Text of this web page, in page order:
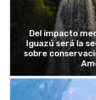
Del impacto
Iguazú será la
sobre